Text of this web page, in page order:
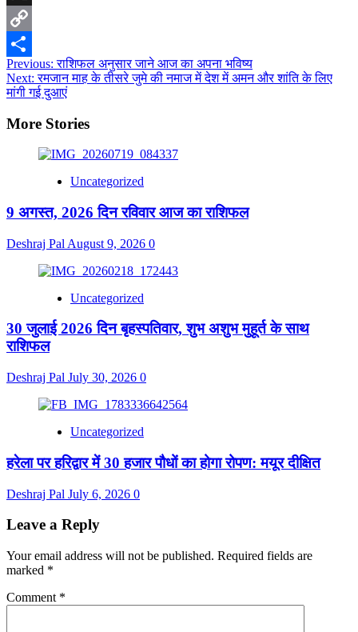
X
Copy
Link
Share
Post
navigation
Previous:राशिफल अनुसार जाने आज का अपना भविष्य
Next:रमजान माह के तीसरे जुमे की नमाज में देश में अमन और शांति के लिए
मांगी गई दुआएं
More Stories
Uncategorized
9 अगस्त, 2026 दिन रविवार आज का राशिफल
Deshraj Pal August 9, 2026 0
Uncategorized
30 जुलाई 2026 दिन बृहस्पतिवार, शुभ अशुभ मुहूर्त के साथ
राशिफल
Deshraj Pal July 30, 2026 0
Uncategorized
हरेला पर हरिद्वार में 30 हजार पौधों का होगा रोपण: मयूर दीक्षित
Deshraj Pal July 6, 2026 0
Leave a Reply
Your email address will not be published. Required fields are
marked *
Comment *